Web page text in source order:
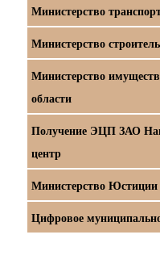
Министерство
Министерство
Министерство
области
Получение ЭЦП ЗАО
центр
Министерство Юстиции
Цифровое